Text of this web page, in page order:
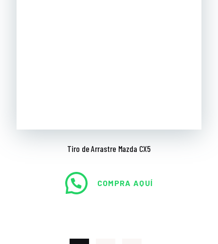
Tiro de Arrastre Mazda CX5
COMPRA AQUÍ